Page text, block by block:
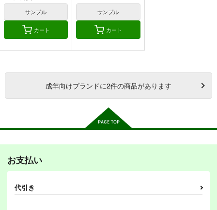
サンプル
カート
サンプル
カート
成年向けブランドに2件の商品があります
お支払い
代引き